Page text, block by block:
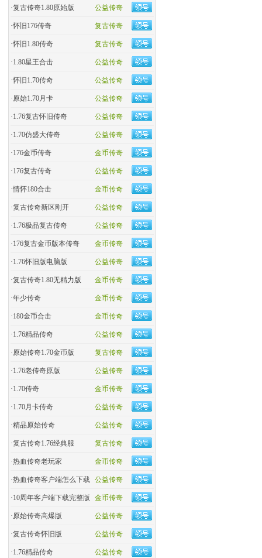
公益传奇
·复古传奇1.80原始版
复古传奇
·怀旧176传奇
复古传奇
·怀旧1.80传奇
公益传奇
·1.80星王合击
公益传奇
·怀旧1.70传奇
公益传奇
·原始1.70月卡
公益传奇
·1.76复古怀旧传奇
公益传奇
·1.70仿盛大传奇
金币传奇
·176金币传奇
公益传奇
·176复古传奇
金币传奇
·情怀180合击
公益传奇
·复古传奇新区刚开
公益传奇
·1.76极品复古传奇
金币传奇
·176复古金币版本传奇
公益传奇
·1.76怀旧版电脑版
金币传奇
·复古传奇1.80无精力版
金币传奇
·年少传奇
金币传奇
·180金币合击
公益传奇
·​1.76精品传奇
复古传奇
·原始传奇1.70金币版
公益传奇
·1.76老传奇原版
金币传奇
·1.70传奇
公益传奇
·1.70月卡传奇
公益传奇
·精品原始传奇
复古传奇
·复古传奇1.76经典服
金币传奇
·热血传奇老玩家
公益传奇
·热血传奇客户端怎么下载
金币传奇
·10周年客户端下载完整版
公益传奇
·原始传奇高爆版
公益传奇
·复古传奇怀旧版
公益传奇
·1.76精品传奇